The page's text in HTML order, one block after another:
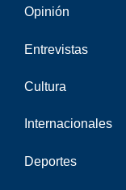
Opinión
Entrevistas
Cultura
Internacionales
Deportes